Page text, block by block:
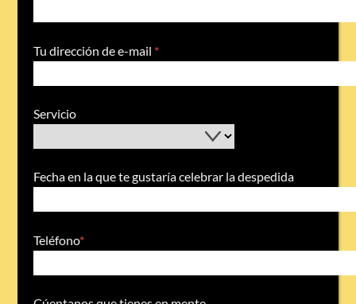
Tu dirección de e-mail *
Servicio
Fecha en la que te gustaría celebrar la despedida
Teléfono*